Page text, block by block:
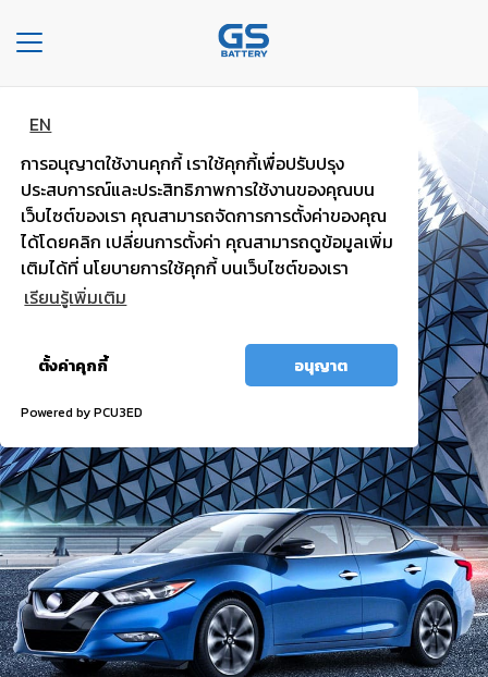
EN
การอนุญาตใช้งานคุกกี้ เราใช้คุกกี้เพื่อปรับปรุง
ประสบการณ์และประสิทธิภาพการใช้งานของคุณบน
เว็บไซต์ของเรา คุณสามารถจัดการการตั้งค่าของคุณ
ได้โดยคลิก เปลี่ยนการตั้งค่า คุณสามารถดูข้อมูลเพิ่ม
เติมได้ที่ นโยบายการใช้คุกกี้ บนเว็บไซต์ของเรา
เรียนรู้เพิ่มเติม
ตั้งค่าคุกกี้ อนุญาต
Powered by PCU3ED
Toggle
navigation
หน้า
หลัก
องค์กร
ประเภท
รถยนต์
เภท
เต
อรี่
บริการ
ของ
เรา
ค้นหา
ร้าน
แบตเตอรี่
แบตพลังอึด
รถยนต์นั่งส่วนบุคคล
ไฟแรง มั่นใจ กำลังไฟสตาร์ทสูง